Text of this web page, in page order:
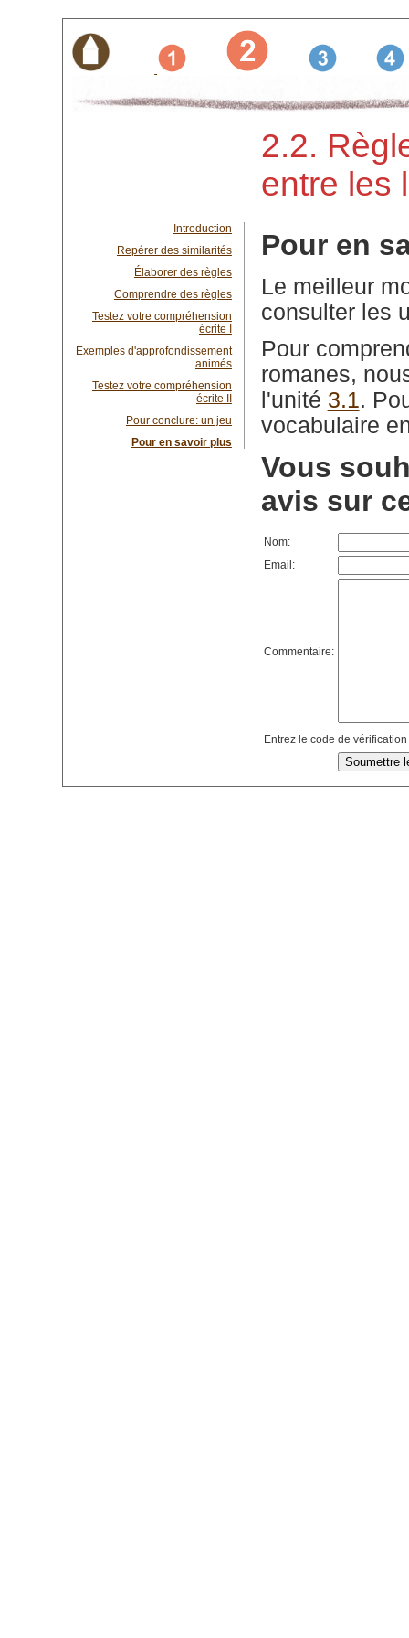
2.2.
entre les
Introduction
Repérer des similarités
Élaborer des règles
Comprendre des règles
Testez votre compréhension
écrite I
Exemples d'approfondissement
animés
Testez votre compréhension
écrite II
Pour conclure: un jeu
Pour en savoir plus
Pour en
Le meilleur
consulter les
Pour
romanes,
l'unité 3.1.
vocabulaire
Vous
avis sur
Nom:
Email:
Commentaire:
Entrez le code de